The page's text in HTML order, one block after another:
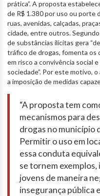
prática”. A proposta
de R$ 1.380 por uso ou porte
ruas, avenidas, calçadas,
cidade, entre outros.
de substâncias ilícitas gera
tráfico de drogas, fomenta os
em risco a convivência social
sociedade”. Por este motivo,
a imposição de medidas
“A proposta tem
mecanismos para
drogas no município
Permitir o uso em
essa conduta
se tornem
jovens de maneira
insegurança pública